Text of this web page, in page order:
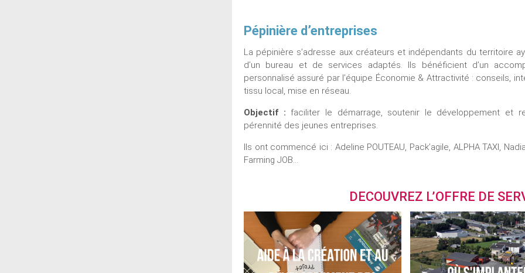
Pépinière d’entreprises
La pépinière s’adresse aux créateurs et indépendants du territoire
d’un bureau et de services adaptés. Ils bénéficient d’un
personnalisé assuré par l’équipe Économie & Attractivité : conseils,
tissu local, mise en réseau.
Objectif : faciliter le démarrage, soutenir le développement et
pérennité des jeunes entreprises.
Ils ont commencé ici : Adeline POUTEAU, Pack’agile, ALPHA TAXI, Nadia
Farming JOB…
DECOUVREZ L’OFFRE DE